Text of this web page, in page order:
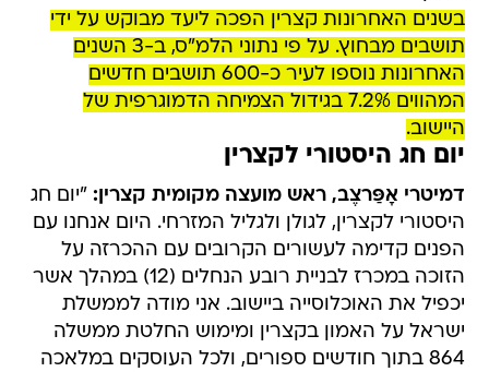
בשנים האחרונות קצרין הפכה ליעד מבוקש על ידי
תושבים מבחוץ. על פי נתוני הלמ"ס, ב-3 השנים
האחרונות נוספו לעיר כ-600 תושבים חדשים
המהווים 7.2% בגידול הצמיחה הדמוגרפית של
היישוב.
יום חג היסטורי לקצרין
דמיטרי אָפַּרצֶב, ראש מועצה מקומית קצרין: "יום חג
היסטורי לקצרין, לגולן ולגליל המזרחי. היום אנחנו עם
הפנים קדימה לעשורים הקרובים עם ההכרזה על
הזוכה במכרז לבניית רובע הנחלים (12) במהלך אשר
יכפיל את האוכלוסייה ביישוב. אני מודה לממשלת
ישראל על האמון בקצרין ומימוש החלטת ממשלה
864 בתוך חודשים ספורים, ולכל העוסקים במלאכה